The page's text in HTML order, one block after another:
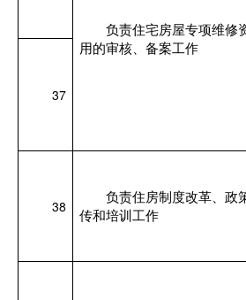
负责住宅房屋专项维修
用的审核、备案工作
37
38
负责住房制度改革、政
传和培训工作